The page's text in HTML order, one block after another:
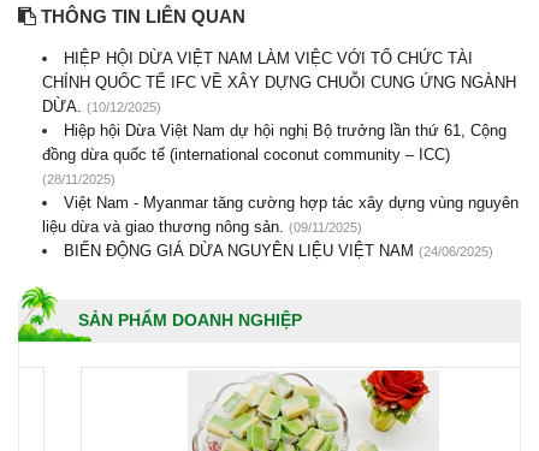
THÔNG TIN LIÊN QUAN
HIỆP HỘI DỪA VIỆT NAM LÀM VIỆC VỚI TỔ CHỨC TÀI
CHÍNH QUỐC TẾ IFC VỀ XÂY DỰNG CHUỖI CUNG ỨNG NGÀNH
DỪA.
(10/12/2025)
Hiệp hội Dừa Việt Nam dự hội nghị Bộ trưởng lần thứ 61, Cộng
đồng dừa quốc tế (international coconut community – ICC)
(28/11/2025)
Việt Nam - Myanmar tăng cường hợp tác xây dựng vùng nguyên
liệu dừa và giao thương nông sản.
(09/11/2025)
BIẾN ĐỘNG GIÁ DỪA NGUYÊN LIỆU VIỆT NAM (24/06/2025)
SẢN PHẨM DOANH NGHIỆP